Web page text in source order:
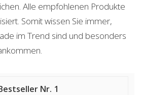
Alle empfohlenen Produkte
Somit wissen Sie immer,
im Trend sind und besonders
1